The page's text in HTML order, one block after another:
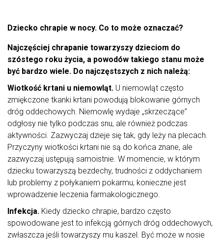
Dziecko chrapie w nocy. Co to może oznaczać?
Najczęściej chrapanie towarzyszy dzieciom do
szóstego roku życia, a powodów takiego stanu może
być bardzo wiele. Do najczęstszych z nich należą:
Wiotkość krtani u niemowląt. U niemowląt często
zmiękczone tkanki krtani powodują blokowanie górnych
dróg oddechowych. Niemowlę wydaje „skrzeczące”
odgłosy nie tylko podczas snu, ale również podczas
aktywności. Zazwyczaj dzieje się tak, gdy leży na plecach.
Przyczyny wiotkości krtani nie są do końca znane, ale
zazwyczaj ustępują samoistnie. W momencie, w którym
dziecku towarzyszą bezdechy, trudności z oddychaniem
lub problemy z połykaniem pokarmu, konieczne jest
wprowadzenie leczenia farmakologicznego.
Infekcja. Kiedy dziecko chrapie, bardzo często
spowodowane jest to infekcją górnych dróg oddechowych,
zwłaszcza jeśli towarzyszy mu kaszel. Być może w nosie